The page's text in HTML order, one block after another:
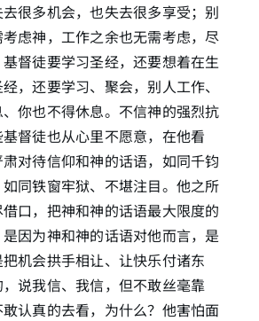
很多机会，也失去很多享受；别
虑神，工作之余也无需考虑，尽
督徒要学习圣经，还要想着在生
，还要学习、聚会，别人工作、
你也不得休息。不信神的强烈抗
督徒也从心里不愿意，在他看
对待信仰和神的话语，如同千钧
同铁窗牢狱、不堪注目。他之所
口，把神和神的话语最大限度的
因为神和神的话语对他而言，是
机会拱手相让、让快乐付诸东
说我信、我信，但不敢丝毫靠
认真的去看，为什么？他害怕面